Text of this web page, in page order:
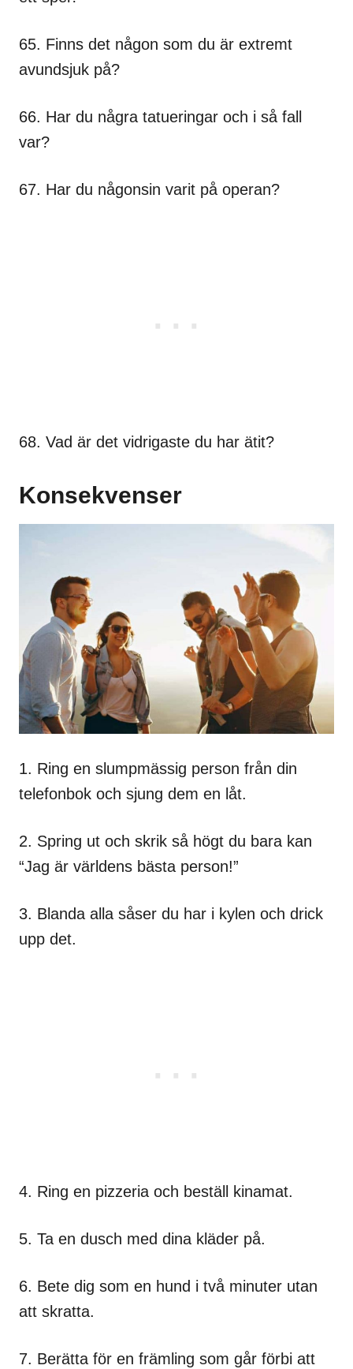
65. Finns det någon som du är extremt
avundsjuk på?
66. Har du några tatueringar och i så fall
var?
67. Har du någonsin varit på operan?
68. Vad är det vidrigaste du har ätit?
Konsekvenser
1. Ring en slumpmässig person från din
telefonbok och sjung dem en låt.
2. Spring ut och skrik så högt du bara kan
“Jag är världens bästa person!”
3. Blanda alla såser du har i kylen och drick
upp det.
4. Ring en pizzeria och beställ kinamat.
5. Ta en dusch med dina kläder på.
6. Bete dig som en hund i två minuter utan
att skratta.
7. Berätta för en främling som går förbi att